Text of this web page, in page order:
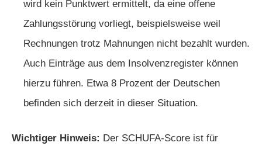
wird kein Punktwert ermittelt, da eine offene
Zahlungsstörung vorliegt, beispielsweise weil
Rechnungen trotz Mahnungen nicht bezahlt wurden.
Auch Einträge aus dem Insolvenzregister können
hierzu führen. Etwa 8 Prozent der Deutschen
befinden sich derzeit in dieser Situation.
Wichtiger Hinweis: Der SCHUFA-Score ist für